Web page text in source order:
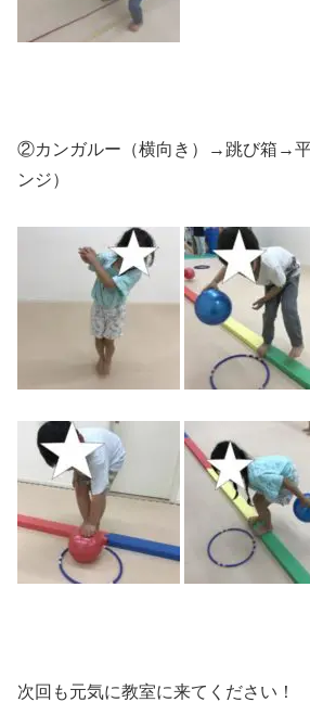
②カンガルー（横向き）→跳び箱→平
ンジ）
次回も元気に教室に来てください！